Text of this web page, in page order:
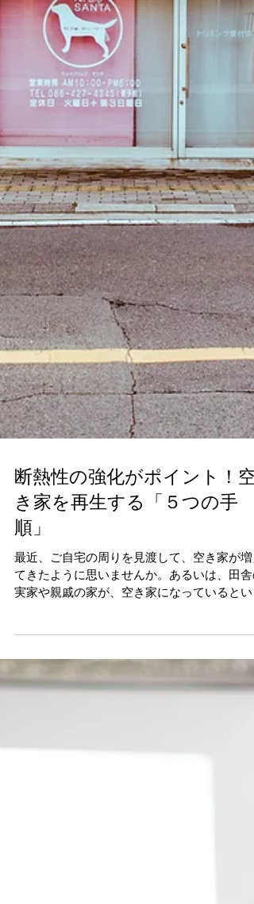
断熱性の強化がポイント！空
き家を再生する「５つの手
順」
最近、ご自宅の周りを見渡して、空き家が増
てきたように思いませんか。あるいは、田舎
実家や親戚の家が、空き家になっているとい
年１０月の時点で、全国の８４６万戸（住宅